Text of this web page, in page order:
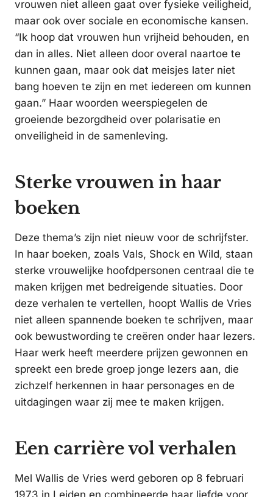
vrouwen niet alleen gaat over fysieke veiligheid,
maar ook over sociale en economische kansen.
“Ik hoop dat vrouwen hun vrijheid behouden, en
dan in alles. Niet alleen door overal naartoe te
kunnen gaan, maar ook dat meisjes later niet
bang hoeven te zijn en met iedereen om kunnen
gaan.” Haar woorden weerspiegelen de
groeiende bezorgdheid over polarisatie en
onveiligheid in de samenleving.
Sterke vrouwen in haar
boeken
Deze thema’s zijn niet nieuw voor de schrijfster.
In haar boeken, zoals Vals, Shock en Wild, staan
sterke vrouwelijke hoofdpersonen centraal die te
maken krijgen met bedreigende situaties. Door
deze verhalen te vertellen, hoopt Wallis de Vries
niet alleen spannende boeken te schrijven, maar
ook bewustwording te creëren onder haar lezers.
Haar werk heeft meerdere prijzen gewonnen en
spreekt een brede groep jonge lezers aan, die
zichzelf herkennen in haar personages en de
uitdagingen waar zij mee te maken krijgen.
Een carrière vol verhalen
Mel Wallis de Vries werd geboren op 8 februari
1973 in Leiden en combineerde haar liefde voor